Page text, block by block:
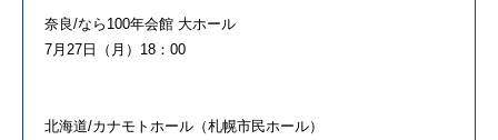
奈良/なら100年会館 大ホール
7月27日（月）18：00
北海道/カナモトホール（札幌市民ホール）